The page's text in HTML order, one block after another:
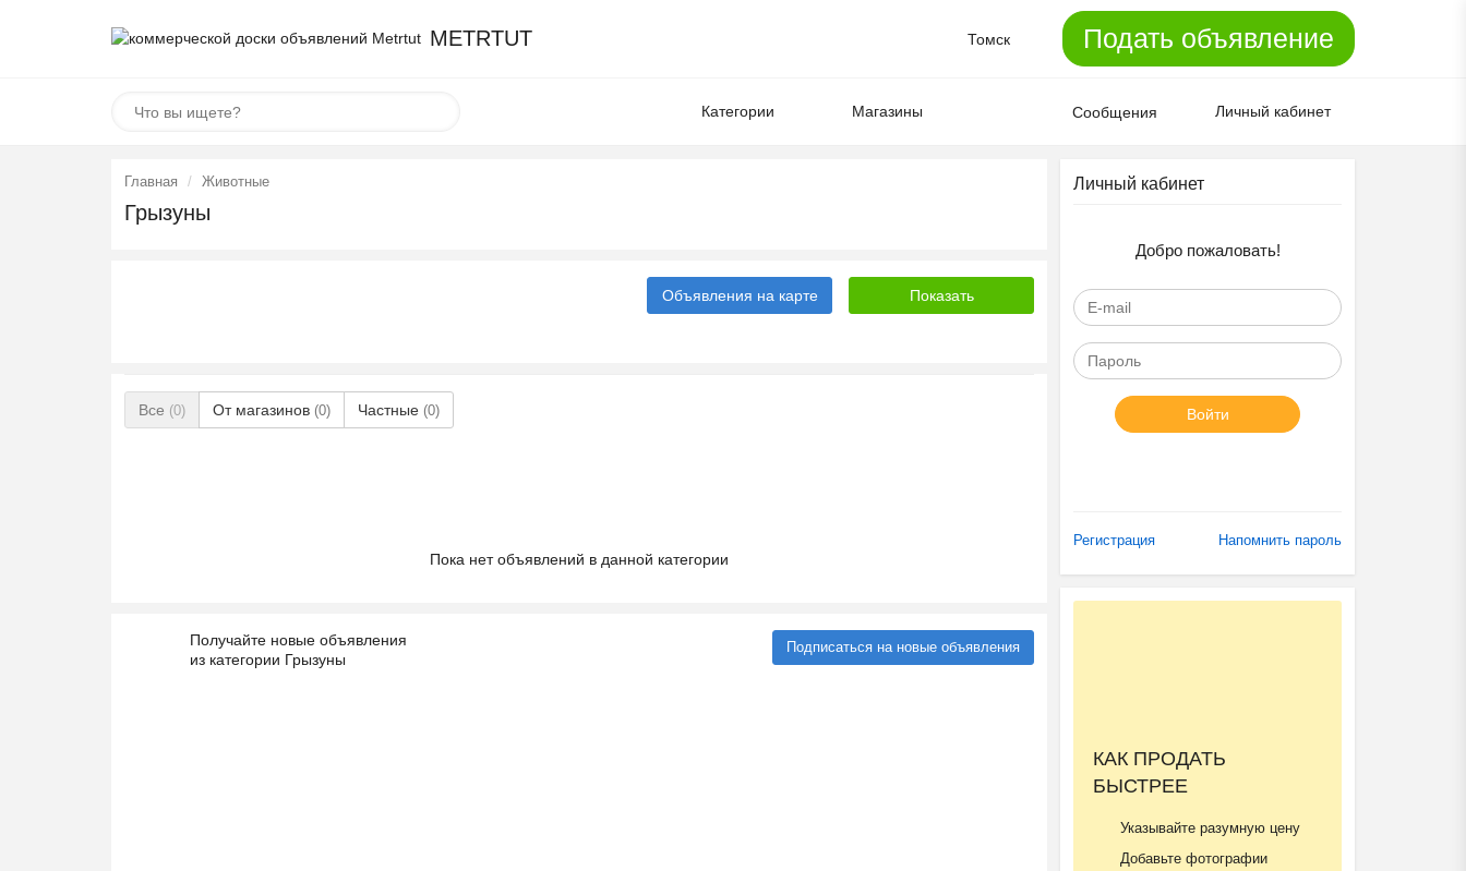
METRTUT Томск Подать объявление
Категории Магазины Сообщения Личный кабинет
Главная Животные
Грызуны
Объявления на карте
Все (0) От магазинов (0) Частные (0)
Пока нет объявлений в данной категории
Получайте новые объявления
из категории Грызуны
Подписаться на новые объявления
Личный кабинет
Добро пожаловать!
Войти
Регистрация Напомнить пароль
КАК ПРОДАТЬ
БЫСТРЕЕ
Указывайте разумную цену
Добавьте фотографии